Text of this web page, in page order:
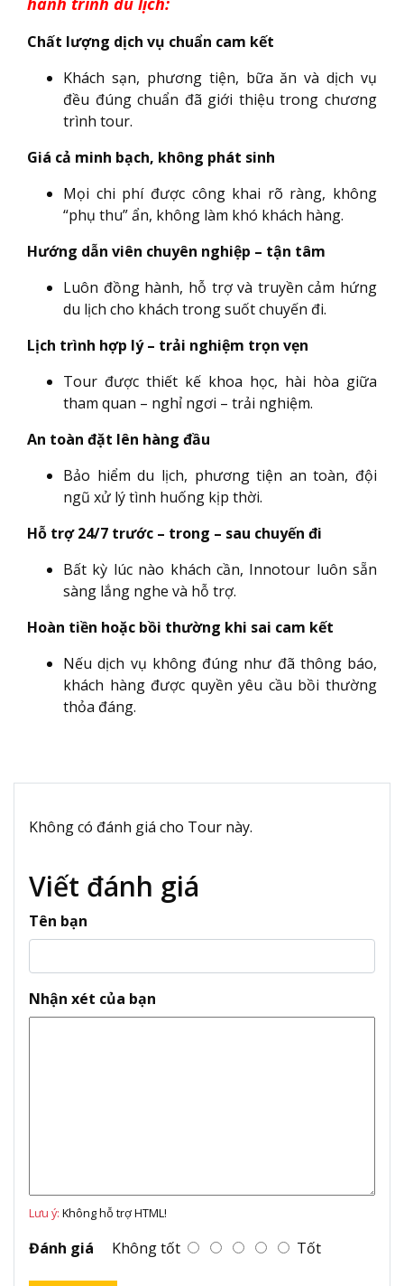
Chất lượng dịch vụ chuẩn cam kết
Khách sạn, phương tiện, bữa ăn và dịch vụ
đều đúng chuẩn đã giới thiệu trong chương
trình tour.
Giá cả minh bạch, không phát sinh
Mọi chi phí được công khai rõ ràng, không
“phụ thu” ẩn, không làm khó khách hàng.
Hướng dẫn viên chuyên nghiệp – tận tâm
Luôn đồng hành, hỗ trợ và truyền cảm hứng
du lịch cho khách trong suốt chuyến đi.
Lịch trình hợp lý – trải nghiệm trọn vẹn
Tour được thiết kế khoa học, hài hòa giữa
tham quan – nghỉ ngơi – trải nghiệm.
An toàn đặt lên hàng đầu
Bảo hiểm du lịch, phương tiện an toàn, đội
ngũ xử lý tình huống kịp thời.
Hỗ trợ 24/7 trước – trong – sau chuyến đi
Bất kỳ lúc nào khách cần, Innotour luôn sẵn
sàng lắng nghe và hỗ trợ.
Hoàn tiền hoặc bồi thường khi sai cam kết
Nếu dịch vụ không đúng như đã thông báo,
khách hàng được quyền yêu cầu bồi thường
thỏa đáng.
Không có đánh giá cho Tour này.
Viết đánh giá
Tên bạn
Nhận xét của bạn
Lưu ý: Không hỗ trợ HTML!
Đánh giá Không tốt Tốt